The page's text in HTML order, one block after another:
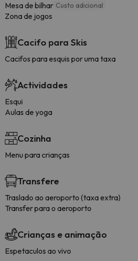
Mesa de bilhar Custo adicional
Zona de jogos
Cacifo para Skis
Cacifos para esquis por uma taxa
Actividades
Esqui
Aulas de yoga
Cozinha
Menu para crianças
Transfere
Traslado ao aeroporto (taxa extra)
Transfer para o aeroporto
Crianças e animação
Espetaculos ao vivo